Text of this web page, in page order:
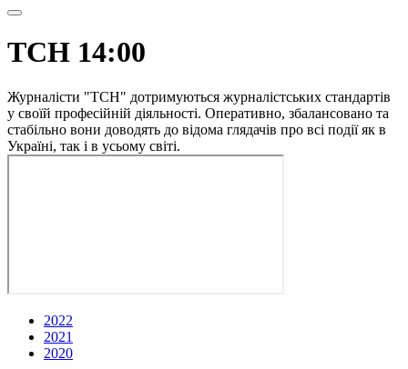
ТСН 14:00
Журналісти "ТСН" дотримуються журналістських стандартів
у своїй професійній діяльності. Оперативно, збалансовано та
стабільно вони доводять до відома глядачів про всі події як в
Україні, так і в усьому світі.
2022
2021
2020